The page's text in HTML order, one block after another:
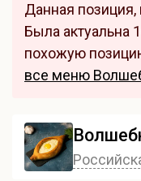
Данная
Была актуальна
похожую
все меню